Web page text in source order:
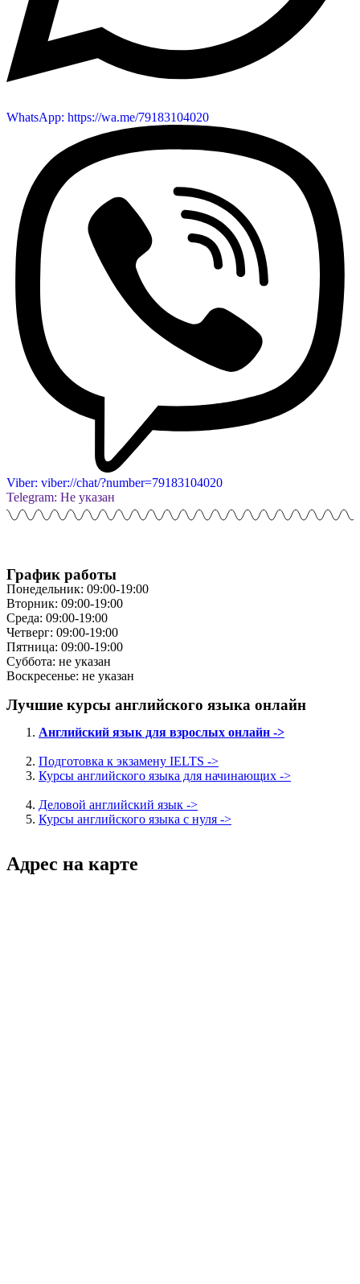
WhatsApp: https://wa.me/79183104020
Viber: viber://chat/?number=79183104020
Telegram: Не указан
График работы
Понедельник: 09:00-19:00
Вторник: 09:00-19:00
Среда: 09:00-19:00
Четверг: 09:00-19:00
Пятница: 09:00-19:00
Суббота: не указан
Воскресенье: не указан
Лучшие курсы английского языка онлайн
Английский язык для взрослых онлайн ->
Подготовка к экзамену IELTS ->
Курсы английского языка для начинающих ->
Деловой английский язык ->
Курсы английского языка с нуля ->
Адрес на карте